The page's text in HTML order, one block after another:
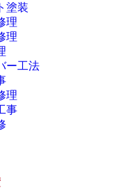
塗装
理
理
ー工法
理
事